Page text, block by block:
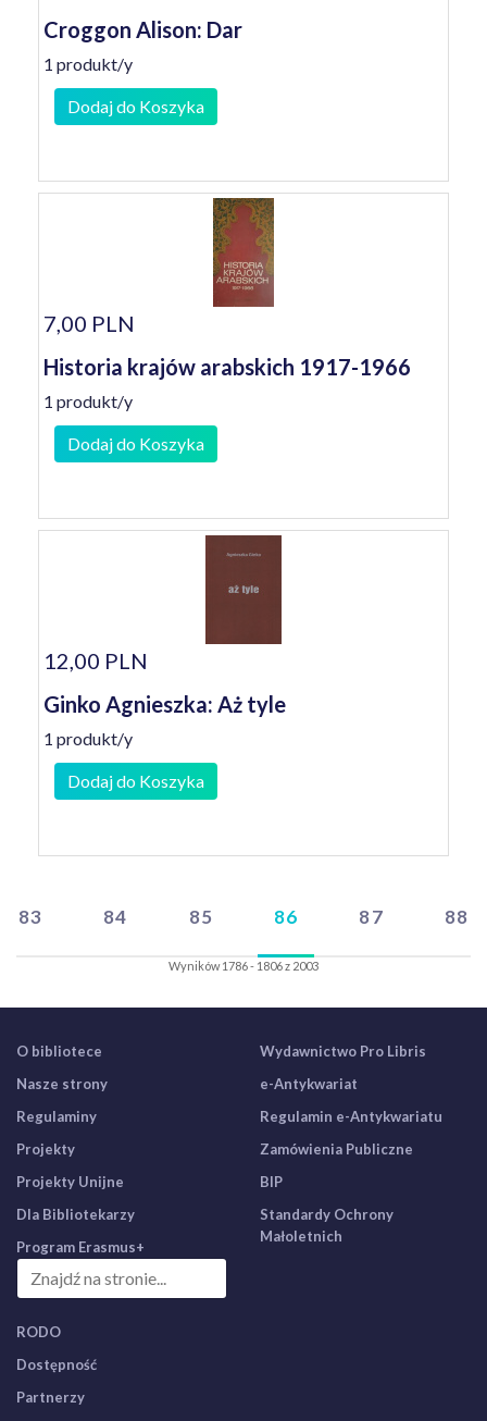
Croggon Alison: Dar
1 produkt/y
Dodaj do Koszyka
7,00 PLN
Historia krajów arabskich 1917-1966
1 produkt/y
Dodaj do Koszyka
12,00 PLN
Ginko Agnieszka: Aż tyle
1 produkt/y
Dodaj do Koszyka
83 84 85 86 87 88
Wyników 1786 - 1806 z 2003
O bibliotece
Nasze strony
Regulaminy
Projekty
Projekty Unijne
Dla Bibliotekarzy
Program Erasmus+
Wydawnictwo Pro Libris
e-Antykwariat
Regulamin e-Antykwariatu
Zamówienia Publiczne
BIP
Standardy Ochrony
Małoletnich
RODO
Dostępność
Partnerzy